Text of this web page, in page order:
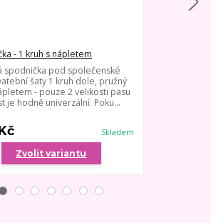
- 1 kruh s nápletem
spodnička pod společenské
šaty 1 kruh dole, pružný
- pouze 2 velikosti pasu
je hodně univerzální. Poku...
Skladem
Zvolit variantu